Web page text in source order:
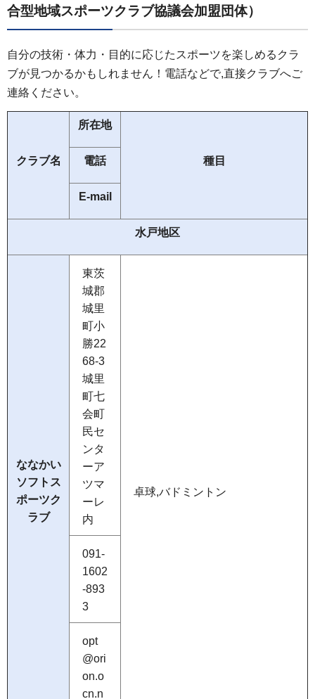
合型地域スポーツクラブ協議会加盟団体）
自分の技術・体力・目的に応じたスポーツを楽しめるクラ
ブが見つかるかもしれません！電話などで,直接クラブへご
連絡ください。
クラブ名
所在地
種目
電話
E-mail
水戸地区
ななかい
ソフトス
ポーツク
ラブ
東茨
城郡
城里
町小
勝22
68-3
城里
町七
会町
民セ
ンタ
ーア
ツマ
ーレ
内
卓球,バドミントン
091-
1602
-893
3
opt
@ori
on.o
cn.n